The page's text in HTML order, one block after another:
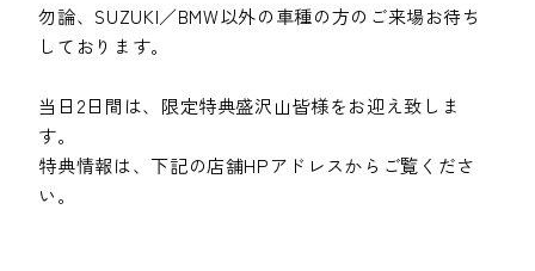
勿論、SUZUKI／BMW以外の車種の方のご来場お待ち
しております。
当日2日間は、限定特典盛沢山皆様をお迎え致しま
す。
特典情報は、下記の店舗HPアドレスからご覧くださ
い。